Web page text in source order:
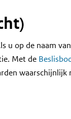
u op de naam
Met de